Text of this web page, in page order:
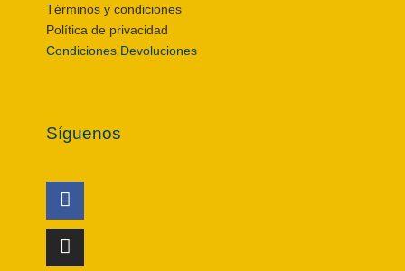
Términos y condiciones
Política de privacidad
Condiciones Devoluciones
Síguenos